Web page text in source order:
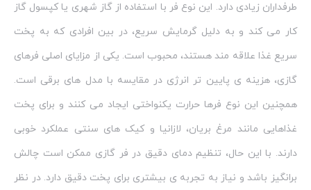
طرفداران زیادی دارد. این نوع فر با استفاده از گاز شهری یا کپسول گاز
کار می‌ کند و به دلیل گرمایش سریع، در بین افرادی که به پخت
سریع غذا علاقه‌ مند هستند، محبوب است. یکی از مزایای اصلی فرهای
گازی، هزینه‌ ی پایین‌ تر انرژی در مقایسه با مدل‌ های برقی است.
همچنین این نوع فرها حرارت یکنواختی ایجاد می‌ کنند و برای پخت
غذاهایی مانند مرغ بریان، لازانیا و کیک‌ های سنتی عملکرد خوبی
دارند. با این حال، تنظیم دمای دقیق در فر گازی ممکن است چالش‌
برانگیز باشد و نیاز به تجربه‌ ی بیشتری برای پخت دقیق دارد. در نظر